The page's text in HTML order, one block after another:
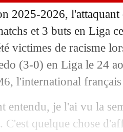
2025-2026,
et 3 buts en Liga
victimes de racisme
(3-0) en Liga le 24
l'international
entendu, je l'ai vu la
C'est quelque chose
la mise au point de
de Bellingham
répond sur
Alvarez suspendu 10